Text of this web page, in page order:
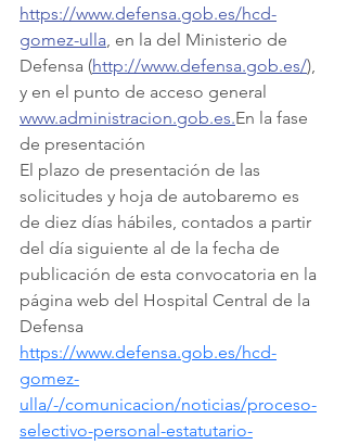
https://www.defensa.gob.es/hcd-
gomez-ulla, en la del Ministerio de
Defensa (http://www.defensa.gob.es/),
y en el punto de acceso general
www.administracion.gob.es.En la fase
de presentación
El plazo de presentación de las
solicitudes y hoja de autobaremo es
de diez días hábiles, contados a partir
del día siguiente al de la fecha de
publicación de esta convocatoria en la
página web del Hospital Central de la
Defensa
https://www.defensa.gob.es/hcd-
gomez-
ulla/-/comunicacion/noticias/proceso-
selectivo-personal-estatutario-